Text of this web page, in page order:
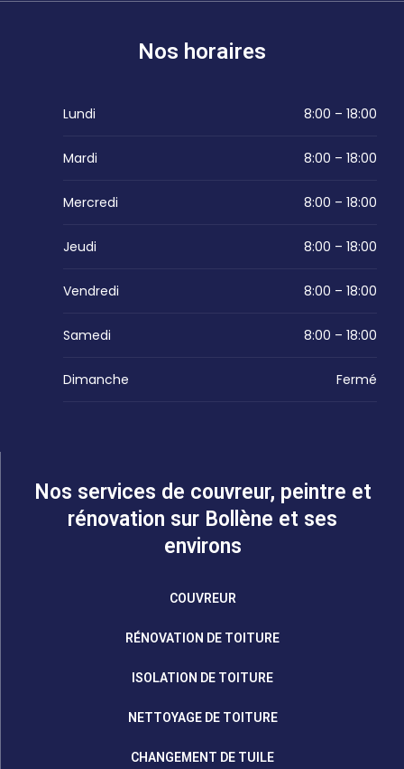
Nos horaires
Lundi 8:00 – 18:00
Mardi 8:00 – 18:00
Mercredi 8:00 – 18:00
Jeudi 8:00 – 18:00
Vendredi 8:00 – 18:00
Samedi 8:00 – 18:00
Dimanche Fermé
Nos services de couvreur, peintre et
rénovation sur Bollène et ses
environs
COUVREUR
RÉNOVATION DE TOITURE
ISOLATION DE TOITURE
NETTOYAGE DE TOITURE
CHANGEMENT DE TUILE